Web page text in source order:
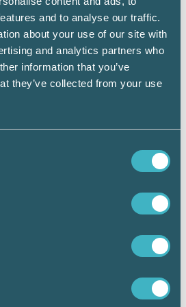
and to analyse our traffic.
about your use of our site with
and analytics partners who
information that you’ve
they’ve collected from your use
skiktgräns multiplicerad
uttryckt i procent, som
mellan det allmänna
före beskattningsåret och
året före
i
mellan tidpunkterna)
pausa uppräkningen med
att bekämpa inflationen
det är viktigt med en
budget. Tidigare
skiktgränsen varit hög
inkomstskatt
ska